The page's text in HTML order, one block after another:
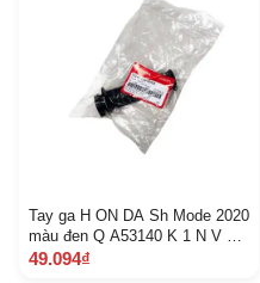
Tay ga H ON DA Sh Mode 2020
màu đen Q A53140 K 1 N V 00
Z B 1374
49.094₫